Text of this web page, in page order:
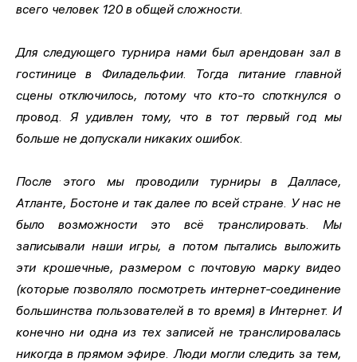
всего человек 120 в общей сложности.
Для следующего турнира нами был арендован зал в
гостинице в Филадельфии. Тогда питание главной
сцены отключилось, потому что кто-то споткнулся о
провод. Я удивлен тому, что в тот первый год мы
больше не допускали никаких ошибок.
После этого мы проводили турниры в Далласе,
Атланте, Бостоне и так далее по всей стране. У нас не
было возможности это всё транслировать. Мы
записывали наши игры, а потом пытались выложить
эти крошечные, размером с почтовую марку видео
(которые позволяло посмотреть интернет-соединение
большинства пользователей в то время) в Интернет. И
конечно ни одна из тех записей не транслировалась
никогда в прямом эфире. Люди могли следить за тем,